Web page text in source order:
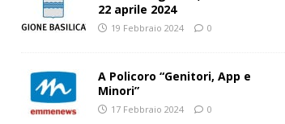
22 aprile 2024
19 Febbraio 2024 0
A Policoro “Genitori, App e
Minori”
17 Febbraio 2024 0